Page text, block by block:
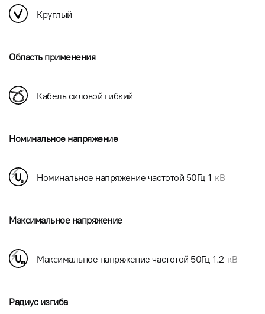
Круглый
Область применения
Кабель силовой гибкий
Номинальное напряжение
Номинальное напряжение частотой 50Гц 1 кВ
Максимальное напряжение
Максимальное напряжение частотой 50Гц 1.2 кВ
Радиус изгиба